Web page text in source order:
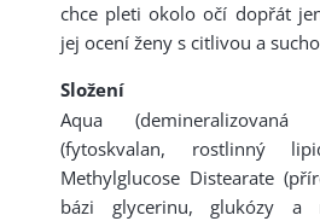
chce pleti okolo očí dopřát
jej ocení ženy s citlivou a
Složení
Aqua (demineralizovaná
(fytoskvalan, rostlinný
Methylglucose Distearate
bázi glycerinu, glukózy a